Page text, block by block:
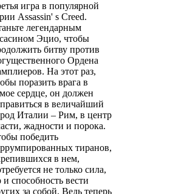
игра в популярной
Assassin' s Creed.
легендарным
Эцио, чтобы
битву против
Ордена
На этот раз,
поразить врага в
сердце, он должен
в величайший
Италии – Рим, в центр
жадности и порока.
победить
тиранов,
в нем,
не только сила,
и способность вести
за собой. Ведь теперь